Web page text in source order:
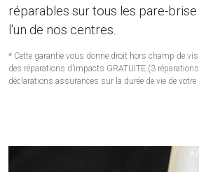
réparables sur tous les pare-
l'un de nos centres.
* Cette garantie vous donne droit hors champ de
des réparations d’impacts GRATUITE (3
déclarations assurances sur la durée de vie de votre